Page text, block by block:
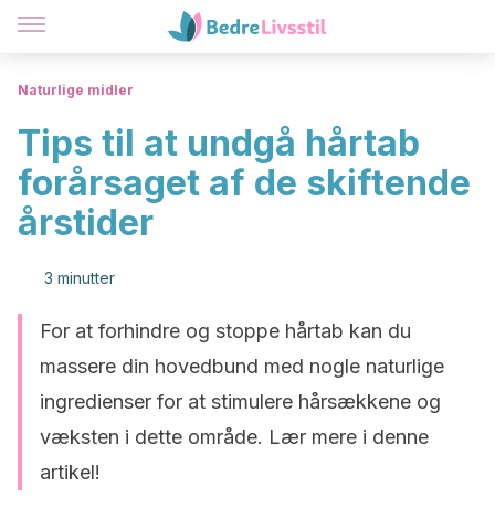
Naturlige midler
Tips til at undgå hårtab
forårsaget af de skiftende
årstider
3 minutter
For at forhindre og stoppe hårtab kan du
massere din hovedbund med nogle naturlige
ingredienser for at stimulere hårsækkene og
væksten i dette område. Lær mere i denne
artikel!